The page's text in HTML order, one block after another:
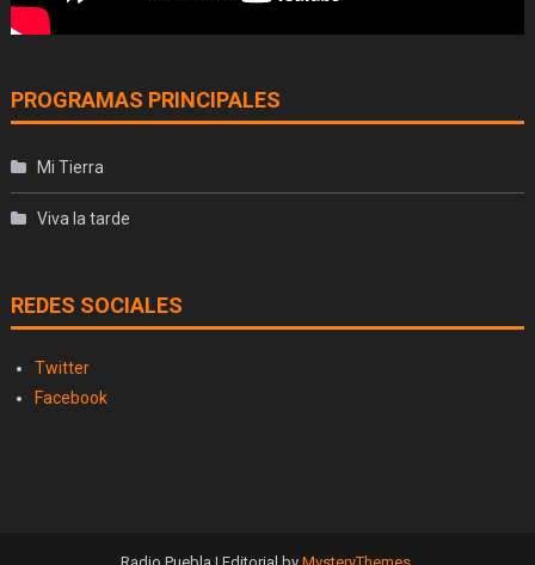
PROGRAMAS PRINCIPALES
Mi Tierra
Viva la tarde
REDES SOCIALES
Twitter
Facebook